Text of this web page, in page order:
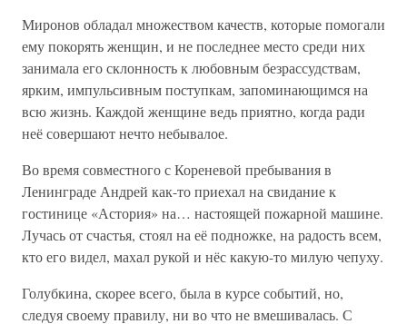
Миронов обладал множеством качеств, которые помогали
ему покорять женщин, и не последнее место среди них
занимала его склонность к любовным безрассудствам,
ярким, импульсивным поступкам, запоминающимся на
всю жизнь. Каждой женщине ведь приятно, когда ради
неё совершают нечто небывалое.
Во время совместного с Кореневой пребывания в
Ленинграде Андрей как-то приехал на свидание к
гостинице «Астория» на… настоящей пожарной машине.
Лучась от счастья, стоял на её подножке, на радость всем,
кто его видел, махал рукой и нёс какую-то милую чепуху.
Голубкина, скорее всего, была в курсе событий, но,
следуя своему правилу, ни во что не вмешивалась. С